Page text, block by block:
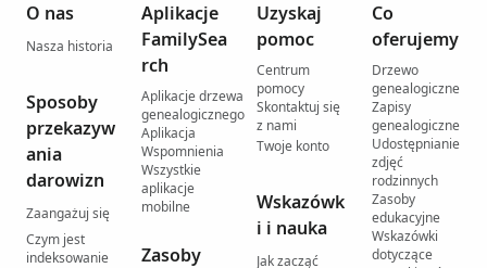
O nas
Nasza historia
Sposoby
przekazyw
ania
darowizn
Zaangażuj się
Czym jest
indeksowanie
Aplikacje
FamilySea
rch
Aplikacje drzewa
genealogicznego
Aplikacja
Wspomnienia
Wszystkie
aplikacje
mobilne
Zasoby
Uzyskaj
pomoc
Centrum
pomocy
Skontaktuj się
z nami
Twoje konto
Wskazówk
i i nauka
Jak zacząć
Co
oferujemy
Drzewo
genealogiczne
Zapisy
genealogiczne
Udostępnianie
zdjęć
rodzinnych
Zasoby
edukacyjne
Wskazówki
dotyczące